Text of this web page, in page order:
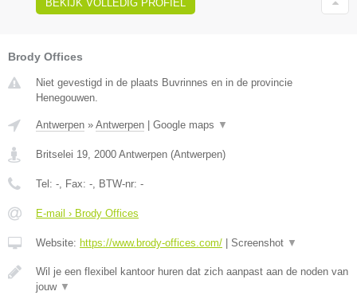
BEKIJK VOLLEDIG PROFIEL
Brody Offices
Niet gevestigd in de plaats Buvrinnes en in de provincie
Henegouwen.
Antwerpen » Antwerpen Google maps ▼
Britselei 19, 2000 Antwerpen (Antwerpen)
Tel: -, Fax: -, BTW-nr: -
E-mail › Brody Offices
Website: https://www.brody-offices.com/ Screenshot ▼
Wil je een flexibel kantoor huren dat zich aanpast aan de noden van
jouw ▼